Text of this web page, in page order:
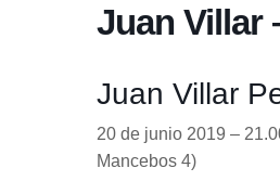
Juan Villar
Juan Villar
20 de junio 2019 –
Mancebos 4)